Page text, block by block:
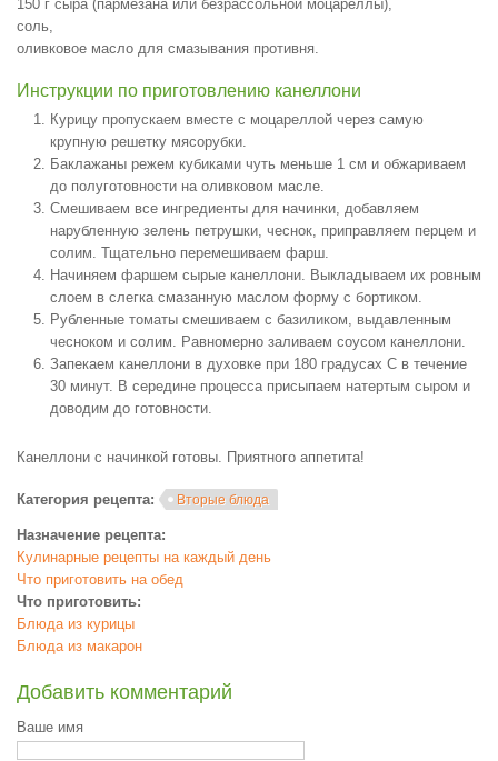
150 г сыра (пармезана или безрассольной моцареллы),
соль,
оливковое масло для смазывания противня.
Инструкции по приготовлению канеллони
Курицу пропускаем вместе с моцареллой через самую
крупную решетку мясорубки.
Баклажаны режем кубиками чуть меньше 1 см и обжариваем
до полуготовности на оливковом масле.
Смешиваем все ингредиенты для начинки, добавляем
нарубленную зелень петрушки, чеснок, приправляем перцем и
солим. Тщательно перемешиваем фарш.
Начиняем фаршем сырые канеллони. Выкладываем их ровным
слоем в слегка смазанную маслом форму с бортиком.
Рубленные томаты смешиваем с базиликом, выдавленным
чесноком и солим. Равномерно заливаем соусом канеллони.
Запекаем канеллони в духовке при 180 градусах С в течение
30 минут. В середине процесса присыпаем натертым сыром и
доводим до готовности.
Канеллони с начинкой готовы. Приятного аппетита!
Категория рецепта: Вторые блюда
Назначение рецепта:
Кулинарные рецепты на каждый день
Что приготовить на обед
Что приготовить:
Блюда из курицы
Блюда из макарон
Добавить комментарий
Ваше имя